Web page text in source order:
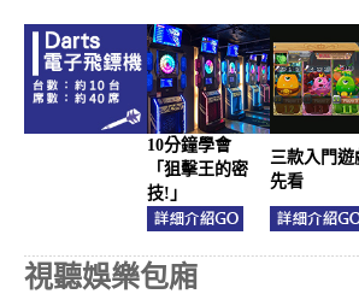
10分鐘學會
「狙擊王的密
技!」
三款入門遊
先看
視聽娛樂包廂